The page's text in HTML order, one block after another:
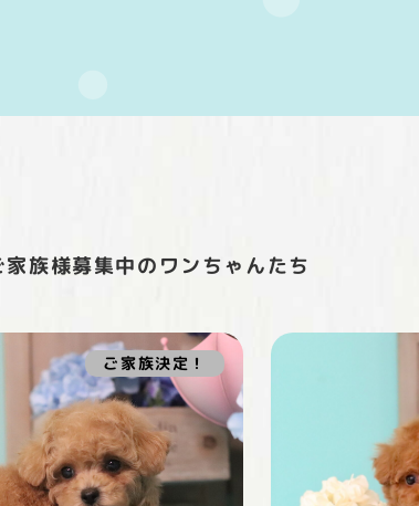
家族様募集中のワンちゃんたち
ご家族決定！